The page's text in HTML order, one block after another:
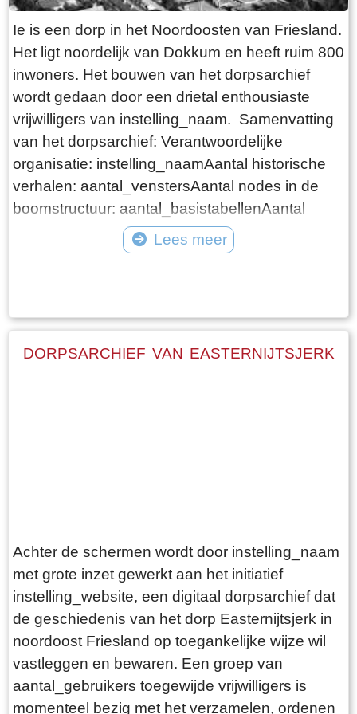
boomstructuur: aantal_basistabellenAantal
vrijwilligers: aantal_gebruikersDigitale foto's:
aantal_fotosDigitale video's: aantal_filmsDigitale
documenten: aantal_pdfdocumentenDigitale
audio bestanden: aantal_audiosWebsite:
instelling_websiteinstelling_domein
dorpsarchiefwoudsend
instelling_websiteinstelling_domein
dorpsarchiefnoordwolde
Ie is een dorp in het Noordoosten van Friesland.
Het ligt noordelijk van Dokkum en heeft ruim 800
inwoners. Het bouwen van het dorpsarchief
wordt gedaan door een drietal enthousiaste
vrijwilligers van instelling_naam. Samenvatting
van het dorpsarchief: Verantwoordelijke
organisatie: instelling_naamAantal historische
verhalen: aantal_venstersAantal nodes in de
boomstructuur: aantal_basistabellenAantal
vrijwilligers: aantal_gebruikersDigitale foto's:
aantal_fotosDigitale video's: aantal_filmsDigitale
instelling_websiteinstelling_domein doarpsargyf-
Lees meer
DORPSARCHIEF VAN EASTERNIJTSJERK
Achter de schermen wordt door instelling_naam
met grote inzet gewerkt aan het initiatief
instelling_website, een digitaal dorpsarchief dat
de geschiedenis van het dorp Easternijtsjerk in
noordoost Friesland op toegankelijke wijze wil
vastleggen en bewaren. Een groep van
aantal_gebruikers toegewijde vrijwilligers is
momenteel bezig met het verzamelen, ordenen